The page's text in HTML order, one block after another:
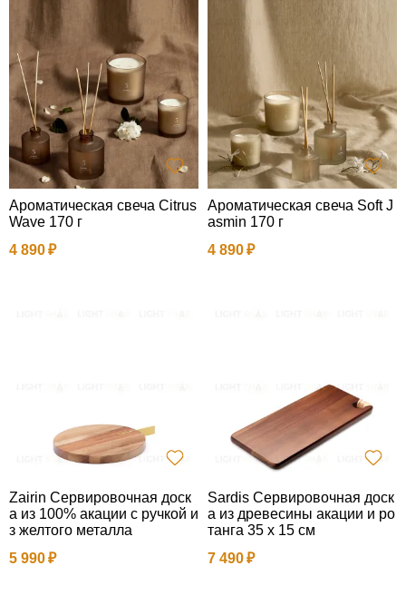
Ароматическая свеча Citrus
Wave 170 г
4 890
Ароматическая свеча Soft J
asmin 170 г
4 890
Zairin Сервировочная доск
а из 100% акации с ручкой и
з желтого металла
5 990
Sardis Сервировочная доск
а из древесины акации и ро
танга 35 x 15 см
7 490